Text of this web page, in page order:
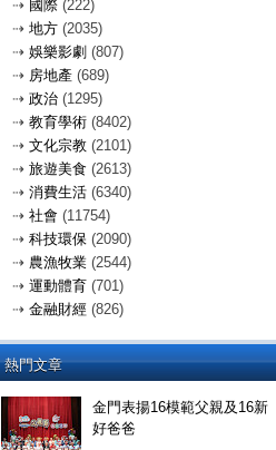
⇢ 國際 (222)
⇢ 地方 (2035)
⇢ 娛樂影劇 (807)
⇢ 房地產 (689)
⇢ 政治 (1295)
⇢ 教育學術 (8402)
⇢ 文化宗教 (2101)
⇢ 旅遊美食 (2613)
⇢ 消費生活 (6340)
⇢ 社會 (11754)
⇢ 科技環保 (2090)
⇢ 農漁牧業 (2544)
⇢ 運動體育 (701)
⇢ 金融財經 (826)
熱門文章
金門表揚16模範父親及16新
好爸爸